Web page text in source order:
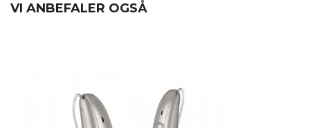
VI ANBEFALER OGSÅ